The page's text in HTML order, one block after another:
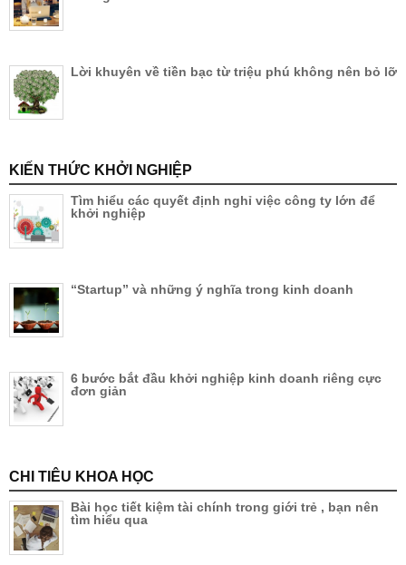
Lời khuyên về tiền bạc từ triệu phú không nên bỏ lỡ
KIẾN THỨC KHỞI NGHIỆP
Tìm hiểu các quyết định nghỉ việc công ty lớn để
khởi nghiệp
“Startup” và những ý nghĩa trong kinh doanh
6 bước bắt đầu khởi nghiệp kinh doanh riêng cực
đơn giản
CHI TIÊU KHOA HỌC
Bài học tiết kiệm tài chính trong giới trẻ , bạn nên
tìm hiểu qua